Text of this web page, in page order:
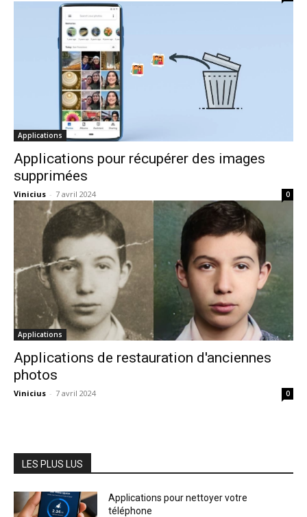
Applications
Applications pour récupérer des images
supprimées
Vinicius - 7 avril 2024 0
Applications
Applications de restauration d'anciennes
photos
Vinicius - 7 avril 2024 0
LES PLUS LUS
Applications pour nettoyer votre
téléphone